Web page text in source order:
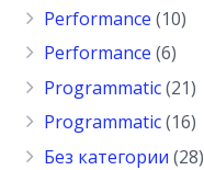
Performance (10)
Performance (6)
Programmatic(21)
Programmatic(16)
Без категории (28)